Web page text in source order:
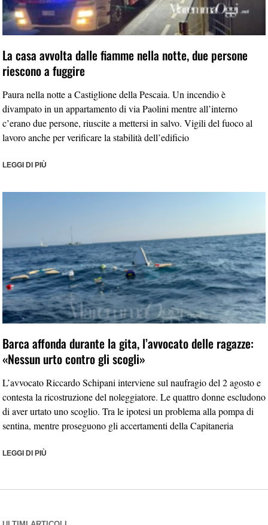
La casa avvolta dalle fiamme nella notte, due persone
riescono a fuggire
Paura nella notte a Castiglione della Pescaia. Un incendio è
divampato in un appartamento di via Paolini mentre all’interno
c’erano due persone, riuscite a mettersi in salvo. Vigili del fuoco al
lavoro anche per verificare la stabilità dell’edificio
LEGGI DI PIÙ
Barca affonda durante la gita, l’avvocato delle ragazze:
«Nessun urto contro gli scogli»
L’avvocato Riccardo Schipani interviene sul naufragio del 2 agosto e
contesta la ricostruzione del noleggiatore. Le quattro donne escludono
di aver urtato uno scoglio. Tra le ipotesi un problema alla pompa di
sentina, mentre proseguono gli accertamenti della Capitaneria
LEGGI DI PIÙ